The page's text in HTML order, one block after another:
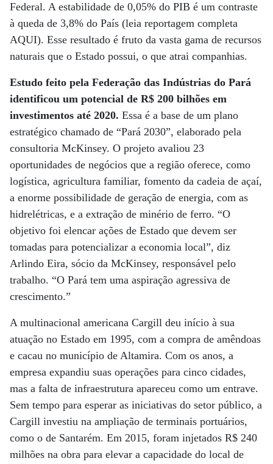
Federal. A estabilidade de 0,05% do PIB é um contraste
à queda de 3,8% do País (leia reportagem completa
AQUI). Esse resultado é fruto da vasta gama de recursos
naturais que o Estado possui, o que atrai companhias.
Estudo feito pela Federação das Indústrias do Pará
identificou um potencial de R$ 200 bilhões em
investimentos até 2020. Essa é a base de um plano
estratégico chamado de “Pará 2030”, elaborado pela
consultoria McKinsey. O projeto avaliou 23
oportunidades de negócios que a região oferece, como
logística, agricultura familiar, fomento da cadeia de açaí,
a enorme possibilidade de geração de energia, com as
hidrelétricas, e a extração de minério de ferro. “O
objetivo foi elencar ações de Estado que devem ser
tomadas para potencializar a economia local”, diz
Arlindo Eira, sócio da McKinsey, responsável pelo
trabalho. “O Pará tem uma aspiração agressiva de
crescimento.”
A multinacional americana Cargill deu início à sua
atuação no Estado em 1995, com a compra de amêndoas
e cacau no município de Altamira. Com os anos, a
empresa expandiu suas operações para cinco cidades,
mas a falta de infraestrutura apareceu como um entrave.
Sem tempo para esperar as iniciativas do setor público, a
Cargill investiu na ampliação de terminais portuários,
como o de Santarém. Em 2015, foram injetados R$ 240
milhões na obra para elevar a capacidade do local de